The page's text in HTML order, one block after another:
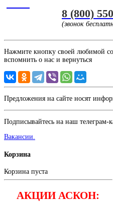
8 (800)
(звонок
Нажмите кнопку своей любимой
вспомнить о нас и вернуться
Предложения на сайте носят
Подписывайтесь на наш телеграм-
Вакансии.
Корзина
Корзина пуста
АКЦИИ АСКОН: